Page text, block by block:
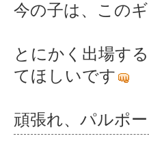
今の子は、この
とにかく出場す
てほしいです
頑張れ、パルポ